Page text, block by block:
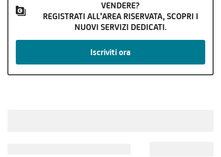
VENDERE?
REGISTRATI ALL'AREA RISERVATA, SCOPRI I
NUOVI SERVIZI DEDICATI.
Iscriviti ora